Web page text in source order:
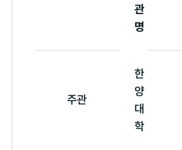
관
명
주관
한
양
대
학